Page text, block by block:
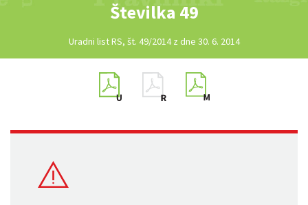
Številka 49
Uradni list RS, št. 49/2014 z dne 30. 6. 2014